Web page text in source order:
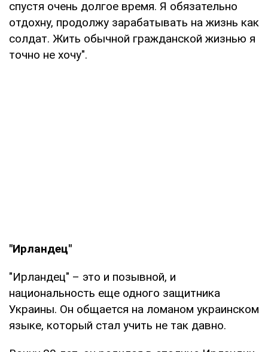
спустя очень долгое время. Я обязательно
отдохну, продолжу зарабатывать на жизнь как
солдат. Жить обычной гражданской жизнью я
точно не хочу".
"Ирландец"
"Ирландец" – это и позывной, и
национальность еще одного защитника
Украины. Он общается на ломаном украинском
языке, который стал учить не так давно.